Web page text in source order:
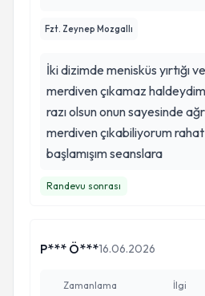
Fzt. Zeynep Mozgallı
İki dizimde menisküs yırtığı
merdiven çıkamaz
razı olsun onun sayesinde
merdiven çıkabiliyorum
başlamışım seanslara
Randevu sonrası
P*** Ö***16.06.2026
Zamanlama İlgi